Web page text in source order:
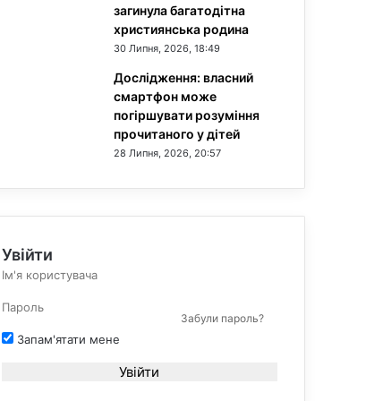
загинула багатодітна
християнська родина
30 Липня, 2026, 18:49
Дослідження: власний
смартфон може
погіршувати розуміння
прочитаного у дітей
28 Липня, 2026, 20:57
Увійти
Забули пароль?
Запам'ятати мене
Увійти